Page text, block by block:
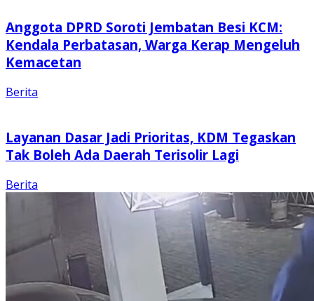
Anggota DPRD Soroti Jembatan Besi KCM:
Kendala Perbatasan, Warga Kerap Mengeluh
Kemacetan
Berita
Layanan Dasar Jadi Prioritas, KDM Tegaskan
Tak Boleh Ada Daerah Terisolir Lagi
Berita